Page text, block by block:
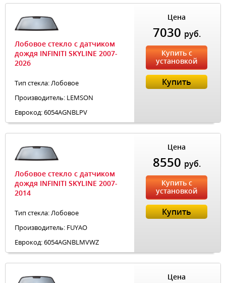
Лобовое стекло с датчиком
дождя INFINITI SKYLINE 2007-
2026
Тип стекла: Лобовое
Производитель: LEMSON
Еврокод: 6054AGNBLPV
Цена
7030 руб.
Купить с
установкой
Купить
Лобовое стекло с датчиком
дождя INFINITI SKYLINE 2007-
2014
Тип стекла: Лобовое
Производитель: FUYAO
Еврокод: 6054AGNBLMVWZ
Цена
8550 руб.
Купить с
установкой
Купить
Цена